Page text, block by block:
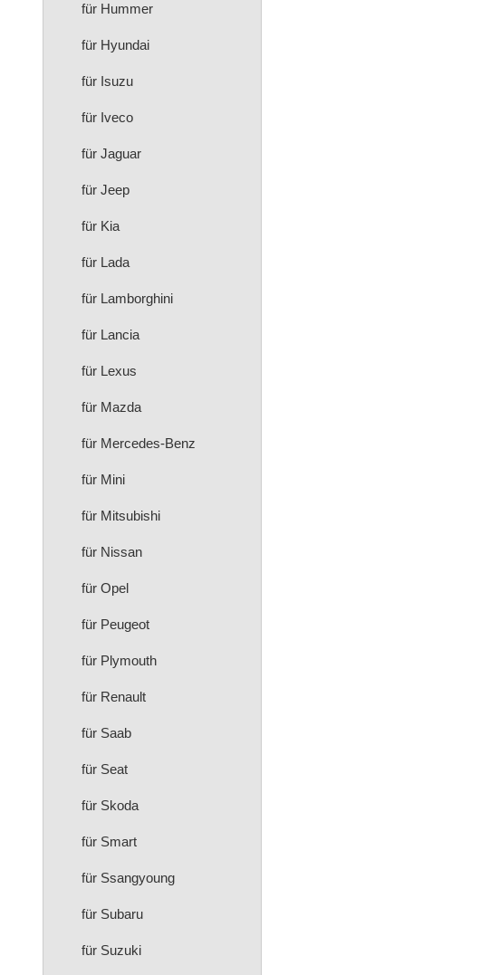
für Hummer
für Hyundai
für Isuzu
für Iveco
für Jaguar
für Jeep
für Kia
für Lada
für Lamborghini
für Lancia
für Lexus
für Mazda
für Mercedes-Benz
für Mini
für Mitsubishi
für Nissan
für Opel
für Peugeot
für Plymouth
für Renault
für Saab
für Seat
für Skoda
für Smart
für Ssangyoung
für Subaru
für Suzuki